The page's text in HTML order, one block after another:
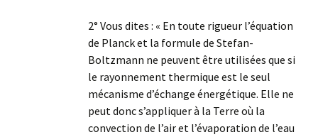
2° Vous dites : « En toute rigueur l’équation
de Planck et la formule de Stefan-
Boltzmann ne peuvent être utilisées que si
le rayonnement thermique est le seul
mécanisme d’échange énergétique. Elle ne
peut donc s’appliquer à la Terre où la
convection de l’air et l’évaporation de l’eau